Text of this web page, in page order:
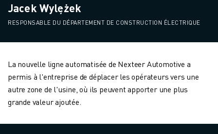
Jacek Wylężek
RESPONSABLE DU DÉPARTEMENT DE CONSTRUCTION ÉLECTRIQUE
La nouvelle ligne automatisée de Nexteer Automotive a
permis à l'entreprise de déplacer les opérateurs vers une
autre zone de l'usine, où ils peuvent apporter une plus
grande valeur ajoutée.